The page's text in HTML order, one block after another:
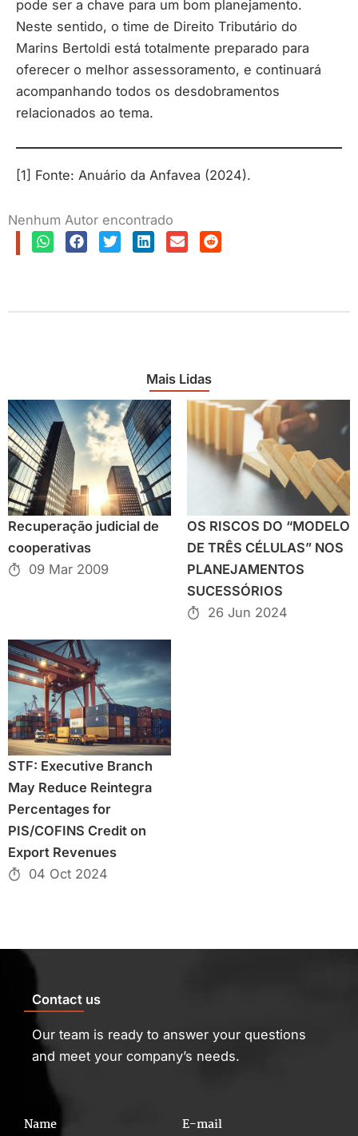
pode ser a chave para um bom planejamento.
Neste sentido, o time de Direito Tributário do
Marins Bertoldi está totalmente preparado para
oferecer o melhor assessoramento, e continuará
acompanhando todos os desdobramentos
relacionados ao tema.
[1] Fonte: Anuário da Anfavea (2024).
Nenhum Autor encontrado
Mais Lidas
Recuperação judicial de
cooperativas
09 Mar 2009
OS RISCOS DO “MODELO
DE TRÊS CÉLULAS” NOS
PLANEJAMENTOS
SUCESSÓRIOS
26 Jun 2024
STF: Executive Branch
May Reduce Reintegra
Percentages for
PIS/COFINS Credit on
Export Revenues
04 Oct 2024
Contact us
Our team is ready to answer your questions
and meet your company’s needs.
Name E-mail